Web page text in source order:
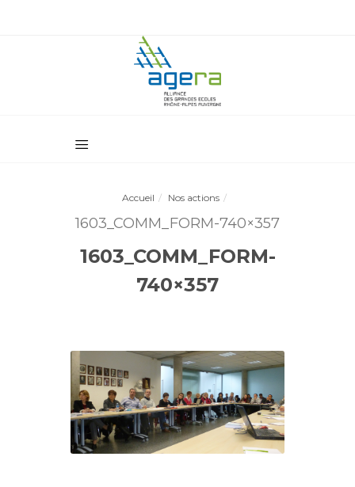
Accueil Nos actions
1603_COMM_FORM-740×357
1603_COMM_FORM-
740×357